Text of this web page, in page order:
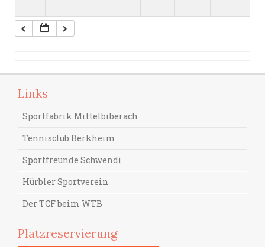
Links
Sportfabrik Mittelbiberach
Tennisclub Berkheim
Sportfreunde Schwendi
Hürbler Sportverein
Der TCF beim WTB
Platzreservierung